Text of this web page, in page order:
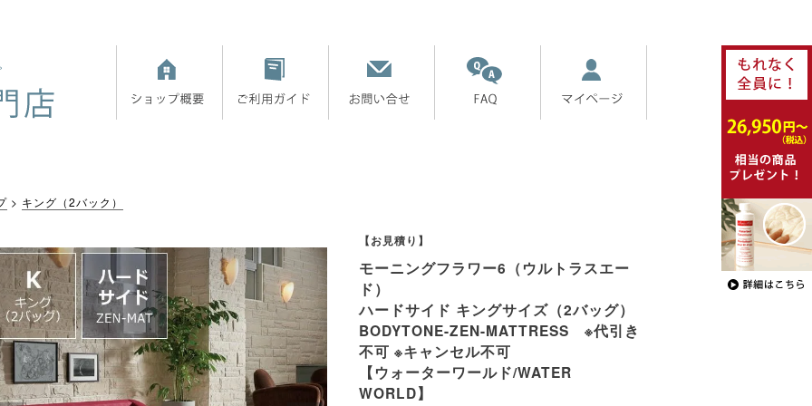
キング（2バック）
【お見積り】
モーニングフラワー6（ウルトラスエー
ド）
ハードサイド キングサイズ（2バッグ）
BODYTONE-ZEN-MATTRESS ※代引き
不可 ※キャンセル不可
【ウォーターワールド/WATER
WORLD】